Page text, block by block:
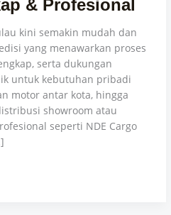
& Profesional
kini semakin mudah dan
yang menawarkan proses
serta dukungan
untuk kebutuhan pribadi
motor antar kota, hingga
showroom atau
seperti NDE Cargo